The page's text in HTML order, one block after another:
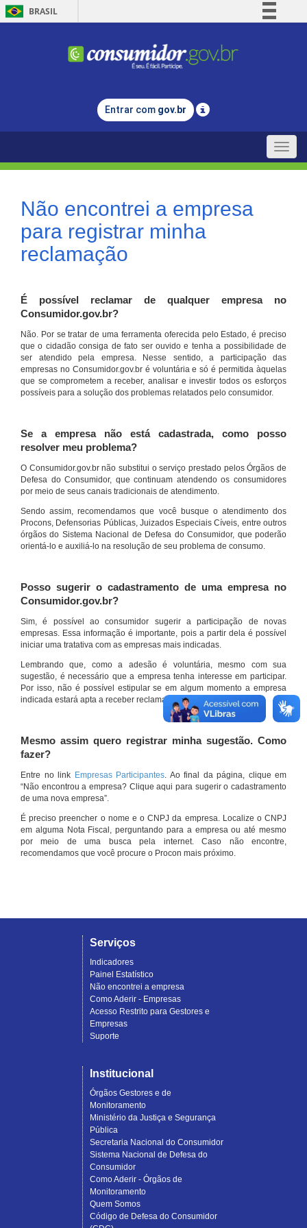
BRASIL
Comunica BR
Legislação
Entrar com gov.br
Toggle
Não encontrei a empresa
para registrar minha
reclamação
É possível reclamar de qualquer empresa no
Consumidor.gov.br?
Não. Por se tratar de uma ferramenta oferecida pelo Estado, é preciso
que o cidadão consiga de fato ser ouvido e tenha a possibilidade de
ser atendido pela empresa. Nesse sentido, a participação das
empresas no Consumidor.gov.br é voluntária e só é permitida àquelas
que se comprometem a receber, analisar e investir todos os esforços
possíveis para a solução dos problemas relatados pelo consumidor.
Se a empresa não está cadastrada, como posso
resolver meu problema?
O Consumidor.gov.br não substitui o serviço prestado pelos Órgãos de
Defesa do Consumidor, que continuam atendendo os consumidores
por meio de seus canais tradicionais de atendimento.
Sendo assim, recomendamos que você busque o atendimento dos
Procons, Defensorias Públicas, Juizados Especiais Cíveis, entre outros
órgãos do Sistema Nacional de Defesa do Consumidor, que poderão
orientá-lo e auxiliá-lo na resolução de seu problema de consumo.
Posso sugerir o cadastramento de uma empresa no
Consumidor.gov.br?
Sim, é possível ao consumidor sugerir a participação de novas
empresas. Essa informação é importante, pois a partir dela é possível
iniciar uma tratativa com as empresas mais indicadas.
Lembrando que, como a adesão é voluntária, mesmo com sua
sugestão, é necessário que a empresa tenha interesse em participar.
Por isso, não é possível estipular se em algum momento a empresa
indicada estará apta a receber reclamações por meio do site.
Mesmo assim quero registrar minha sugestão. Como
fazer?
Entre no link Empresas Participantes. Ao final da página, clique em
“Não encontrou a empresa? Clique aqui para sugerir o cadastramento
de uma nova empresa”.
É preciso preencher o nome e o CNPJ da empresa. Localize o CNPJ
em alguma Nota Fiscal, perguntando para a empresa ou até mesmo
por meio de uma busca pela internet. Caso não encontre,
recomendamos que você procure o Procon mais próximo.
Serviços
Indicadores
Painel Estatístico
Não encontrei a empresa
Como Aderir - Empresas
Acesso Restrito para Gestores e
Empresas
Suporte
Institucional
Órgãos Gestores e de
Monitoramento
Ministério da Justiça e Segurança
Pública
Secretaria Nacional do Consumidor
Sistema Nacional de Defesa do
Consumidor
Como Aderir - Órgãos de
Monitoramento
Quem Somos
Código de Defesa do Consumidor